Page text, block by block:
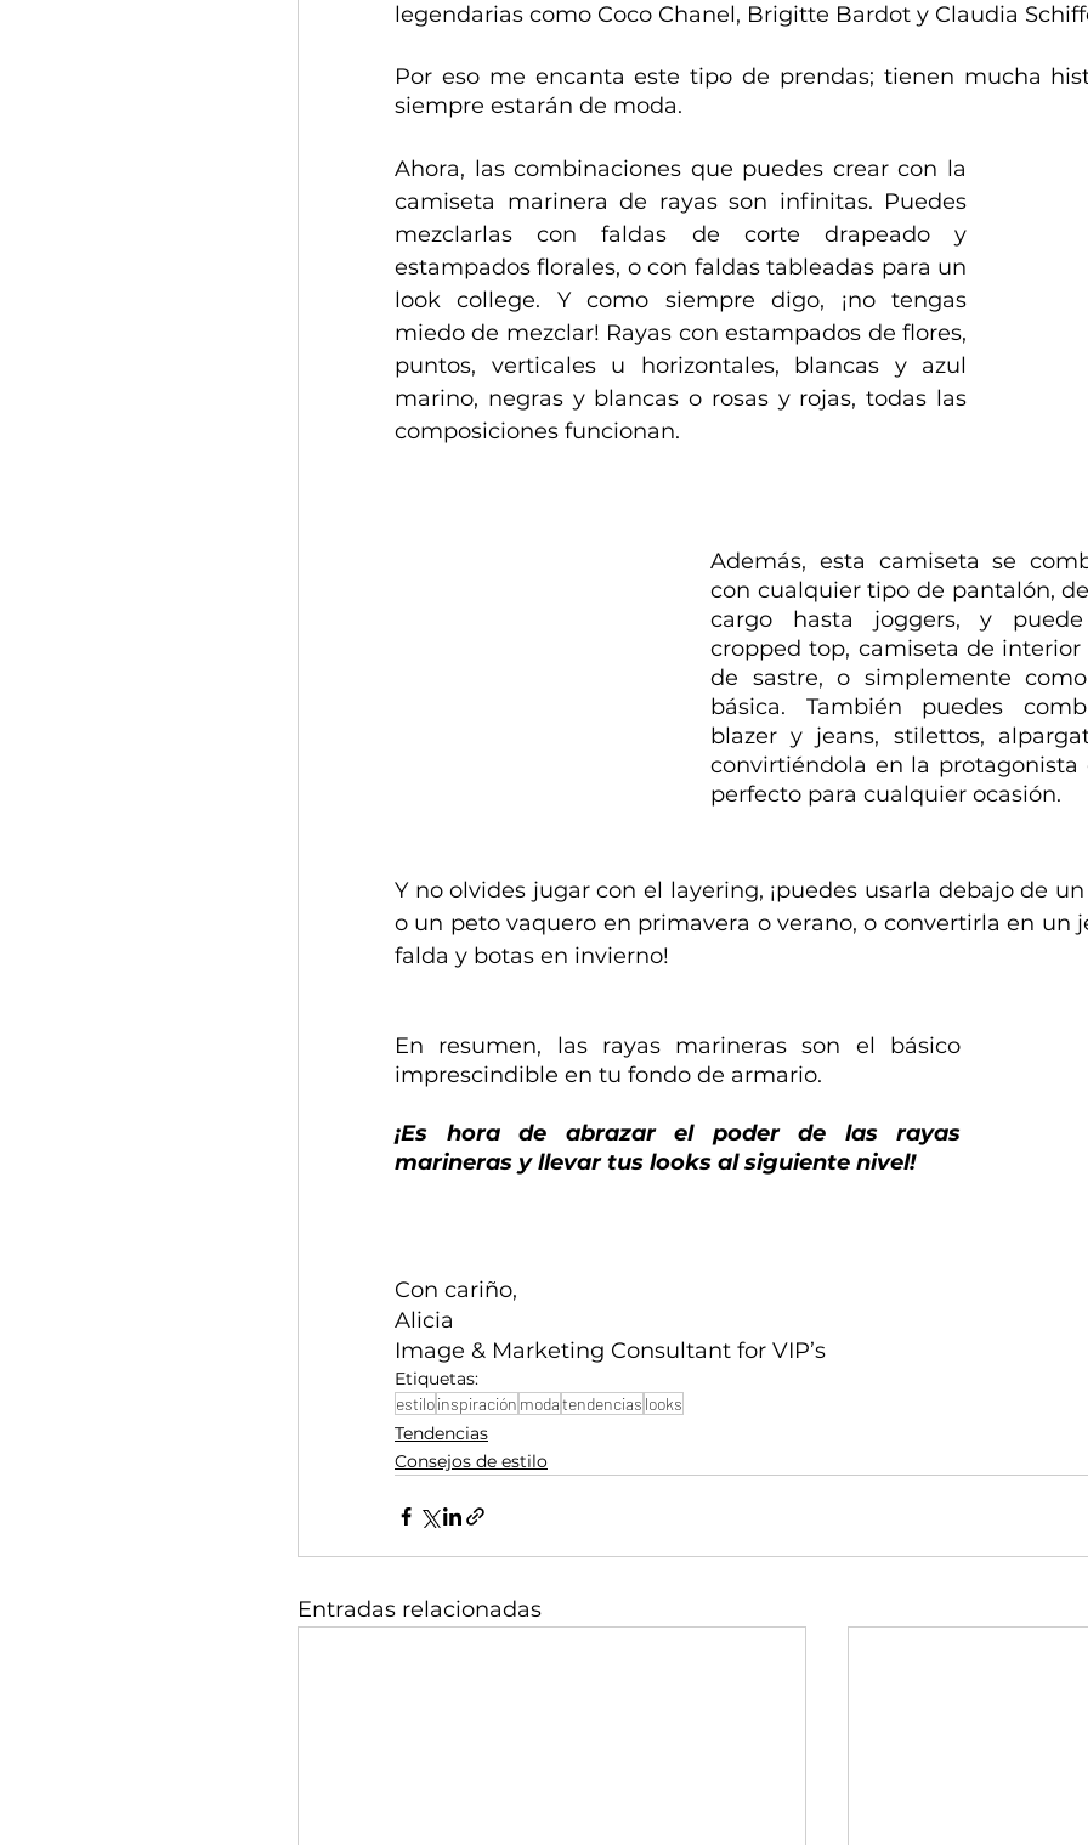
legendarias como Coco Chanel, Brigitte Bardot y Claudia
Por eso me encanta este tipo de prendas; tienen mucha
siempre estarán de moda.
Ahora, las combinaciones que puedes crear con la
camiseta marinera de rayas son infinitas. Puedes
mezclarlas con faldas de corte drapeado y
estampados florales, o con faldas tableadas para un
look college. Y como siempre digo, ¡no tengas
miedo de mezclar! Rayas con estampados de flores,
puntos, verticales u horizontales, blancas y azul
marino, negras y blancas o rosas y rojas, todas las
composiciones funcionan.
Además, esta camiseta se
con cualquier tipo de pantalón,
cargo hasta joggers, y
cropped top, camiseta de
de sastre, o simplemente
básica. También puedes
blazer y jeans, stilettos,
convirtiéndola en la
perfecto para cualquier ocasión.
Y no olvides jugar con el layering, ¡puedes usarla debajo de
o un peto vaquero en primavera o verano, o convertirla en un
falda y botas en invierno!
En resumen, las rayas marineras son el básico
imprescindible en tu fondo de armario.
¡Es hora de abrazar el poder de las rayas
marineras y llevar tus looks al siguiente nivel!
Con cariño,
Alicia
Image & Marketing Consultant for VIP’s
Etiquetas:
estiloinspiración modatendencias looks
Tendencias
Consejos de estilo
Entradas relacionadas